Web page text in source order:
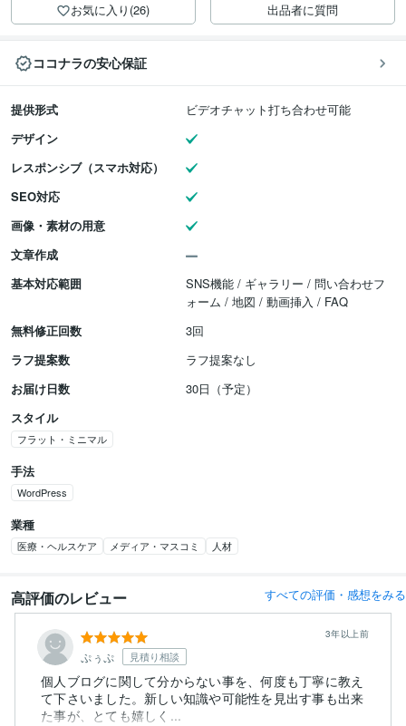
お気に入り(26) 出品者に質問
ココナラの安心保証
提供形式
ビデオチャット打ち合わせ可能
デザイン
レスポンシブ（スマホ対応）
SEO対応
画像・素材の用意
文章作成
基本対応範囲
SNS機能 / ギャラリー / 問い合わせフ
ォーム / 地図 / 動画挿入 / FAQ
無料修正回数
3回
ラフ提案数
ラフ提案なし
お届け日数
30日（予定）
スタイル
フラット・ミニマル
手法
WordPress
業種
医療・ヘルスケア メディア・マスコミ 人材
高評価のレビュー すべての評価・感想をみる
ぷぅぷ 見積り相談
3年以上前
個人ブログに関して分からない事を、何度も丁寧に教え
て下さいました。新しい知識や可能性を見出す事も出来
た事が、とても嬉しく...